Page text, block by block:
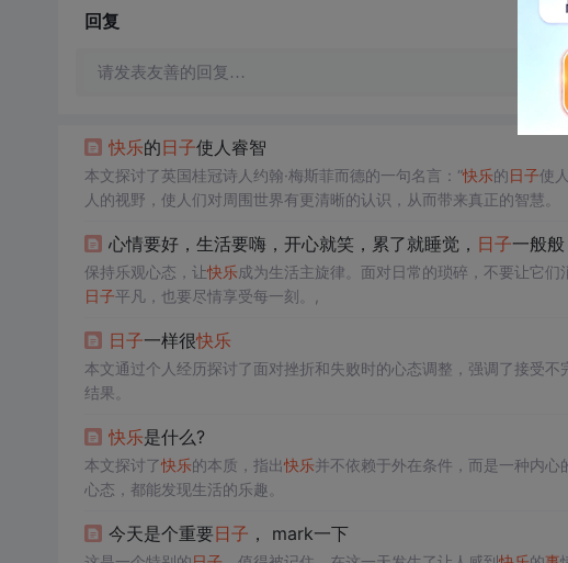
回复
请发表友善的回复…
快乐的日子使人睿智
本文探讨了英国桂冠诗人约翰·梅斯菲而德的一句名言：“快乐的日子使
人的视野，使人们对周围世界有更清晰的认识，从而带来真正的智慧。
心情要好，生活要嗨，开心就笑，累了就睡觉， 日子一般
保持乐观心态，让快乐成为生活主旋律。面对日常的琐碎，不要让它
日子平凡，也要尽情享受每一刻。,
日子一样很快乐
本文通过个人经历探讨了面对挫折和失败时的心态调整，强调了接受
结果。
快乐是什么?
本文探讨了快乐的本质，指出快乐并不依赖于外在条件，而是一种内
心态，都能发现生活的乐趣。
今天是个重要日子 ， mark一下